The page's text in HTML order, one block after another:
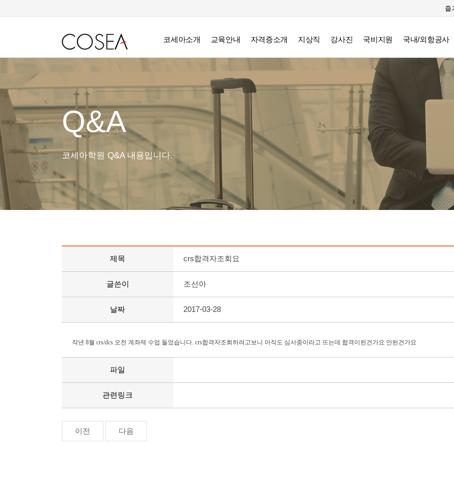
즐
코세아소개 교육안내 자격증소개 지상직 강사진 국비지원 국내/외항공사
Q&A
코세아학원 Q&A 내용입니다.
제목 crs합격자조회요
글쓴이 조선아
날짜 2017-03-28
작년 8월 crs/dcs 오전 계좌제 수업 들었습니다. crs합격자조회하려고보니 아직도 심사중이라고 뜨는데 합격이된건가요 안된건가요
파일
관련링크
이전 다음